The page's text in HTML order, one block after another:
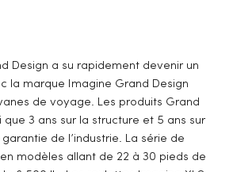
Design a su rapidement devenir un
la marque Imagine Grand Design
de voyage. Les produits Grand
3 ans sur la structure et 5 ans sur
de l’industrie. La série de
modèles allant de 22 à 30 pieds de